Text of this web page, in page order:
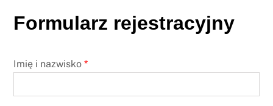
Formularz rejestracyjny
Imię i nazwisko*